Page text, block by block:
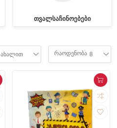
თვალსაჩინოებები
ახალით რაოდენობა 8